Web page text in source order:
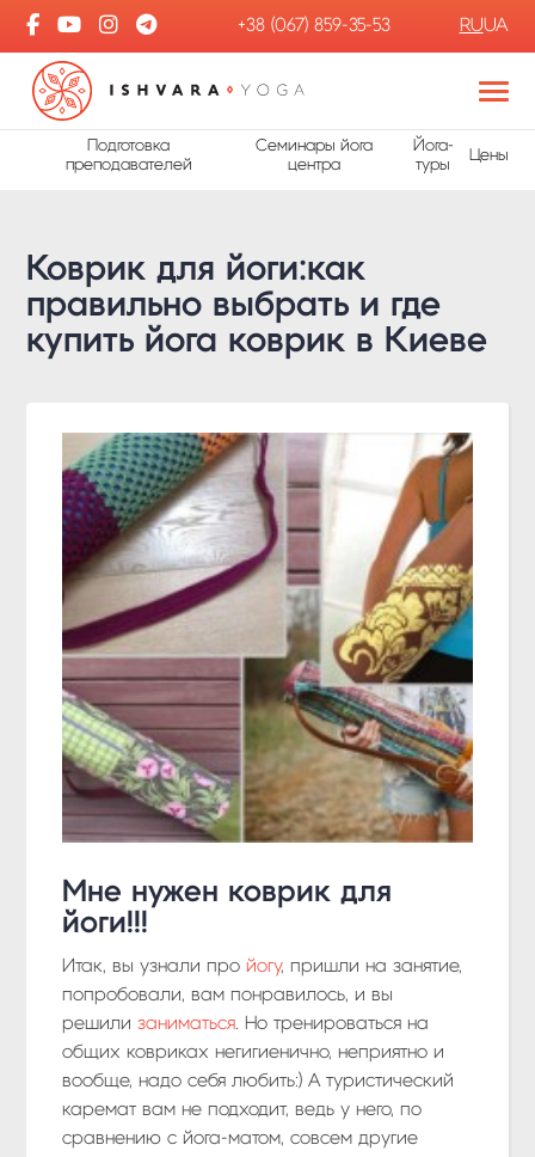
RUUA
+38 (067) 859-35-53
Подготовка
преподавателей
Семинары йога
центра
Йога-
туры
Цены
Коврик для йоги:как
правильно выбрать и где
купить йога коврик в Киеве
Мне нужен коврик для
йоги!!!
Итак, вы узнали про йогу, пришли на занятие,
попробовали, вам понравилось, и вы
решили заниматься. Но тренироваться на
общих ковриках негигиенично, неприятно и
вообще, надо себя любить:) А туристический
каремат вам не подходит, ведь у него, по
сравнению с йога-матом, совсем другие